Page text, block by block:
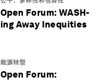
Open Forum: WASH-
ing Away Inequities
能源转型
Open Forum: